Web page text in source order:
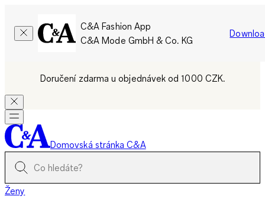
C&A Fashion App
C&A Mode GmbH & Co. KG
Doručení zdarma u objednávek od 1000 CZK.
Domovská stránka C&A
Ženy